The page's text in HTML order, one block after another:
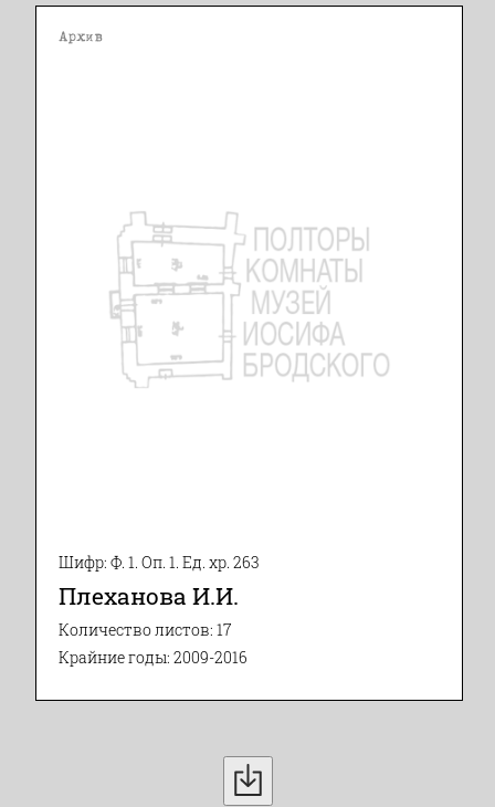
Архив
Шифр: Ф. 1. Оп. 1. Ед. хр. 263
Плеханова И.И.
Количество листов: 17
Крайние годы: 2009-2016